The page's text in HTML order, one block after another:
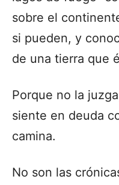
sobre el
si pueden, y
de una tierra que
Porque no la
siente en deuda
camina.
No son las